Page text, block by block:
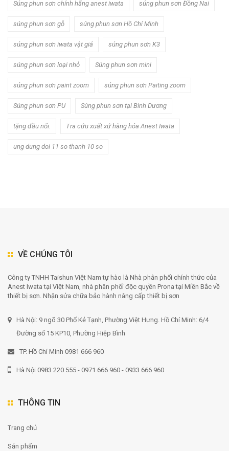
Súng phun sơn chính hãng anest iwata súng phun sơn Đồng Nai
súng phun sơn gỗ súng phun sơn Hồ Chí Minh
súng phun sơn iwata vật giá súng phun sơn K3
súng phun sơn loại nhỏ Súng phun sơn mini
súng phun sơn paint zoom súng phun sơn Paiting zoom
Súng phun sơn PU Súng phun sơn tại Bình Dương
tặng đầu nối. Tra cứu xuất xứ hàng hóa Anest Iwata
ung dung doi 11 so thanh 10 so
VỀ CHÚNG TÔI
Công ty TNHH Taishun Việt Nam tự hào là Nhà phân phối chính thức của
Anest Iwata tại Việt Nam, nhà phân phối độc quyền Prona tại Miền Bắc về
thiết bị sơn. Nhận sửa chữa bảo hành nâng cấp thiết bị sơn
Hà Nội: 9 ngõ 30 Phố Kẻ Tạnh, Phường Việt Hưng. Hồ Chí Minh: 6/4
Đường số 15 KP10, Phường Hiệp Bình
TP. Hồ Chí Minh 0981 666 960
Hà Nội 0983 220 555 - 0971 666 960 - 0933 666 960
THÔNG TIN
Trang chủ
Sản phẩm